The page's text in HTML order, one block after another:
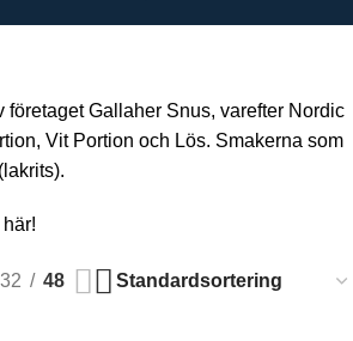
Gallaher Snus, varefter Nordic
Vit Portion och Lös. Smakerna som
32 48